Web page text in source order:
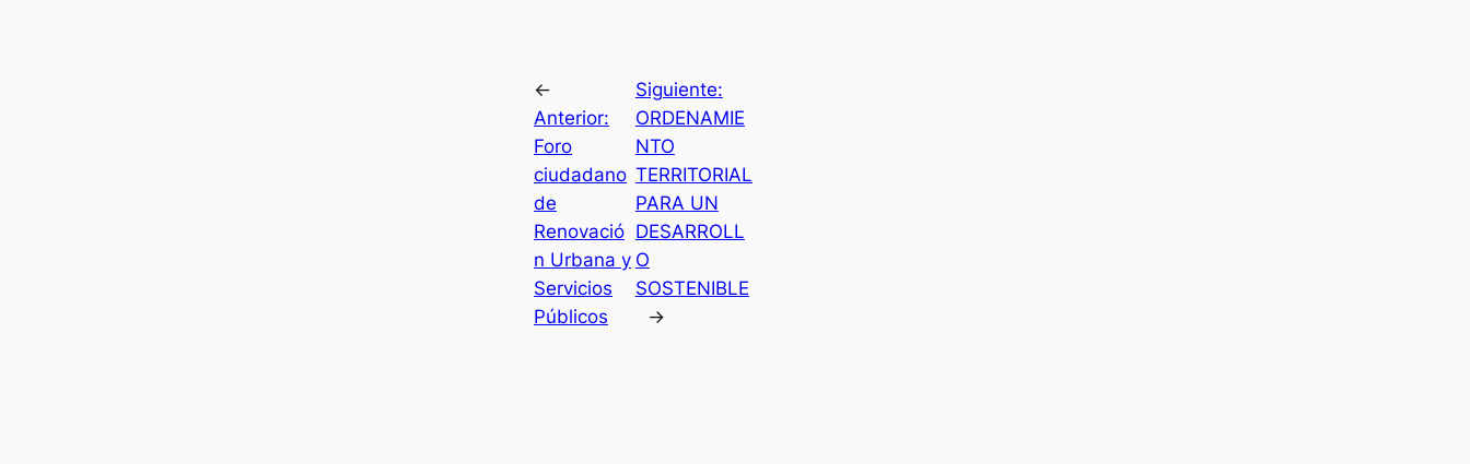
←
Anterior:
Foro
ciudadano
de
Renovació
n Urbana y
Servicios
Públicos
Siguiente:
ORDENAMIE
NTO
TERRITORIAL
PARA UN
DESARROLL
O
SOSTENIBLE
→